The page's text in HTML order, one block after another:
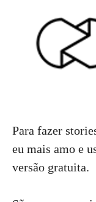
Para fazer
eu mais amo e
versão gratuita.